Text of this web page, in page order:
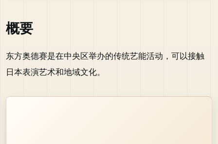
概要
东方奥德赛是在中央区举办的传统艺能活动，可以接触
日本表演艺术和地域文化。